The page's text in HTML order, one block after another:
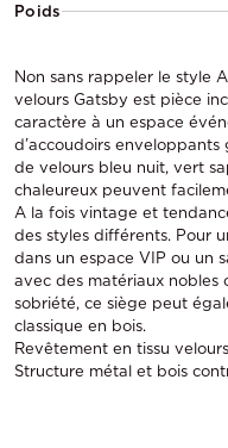
Poids
Non sans rappeler le style
velours Gatsby est pièce
caractère à un espace
d’accoudoirs enveloppants
de velours bleu nuit, vert
chaleureux peuvent
A la fois vintage et
des styles différents. Pour
dans un espace VIP ou un
avec des matériaux nobles
sobriété, ce siège peut
classique en bois.
Revêtement en tissu
Structure métal et bois